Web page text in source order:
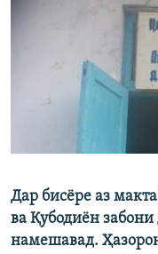
ГУЗОРИШҲОИ РАДИОӢ
ПАЙГИРӢ КУНЕД
Ҳамаи сомонаҳои
Дар бисёре аз
ва Қубодиён
намешавад.